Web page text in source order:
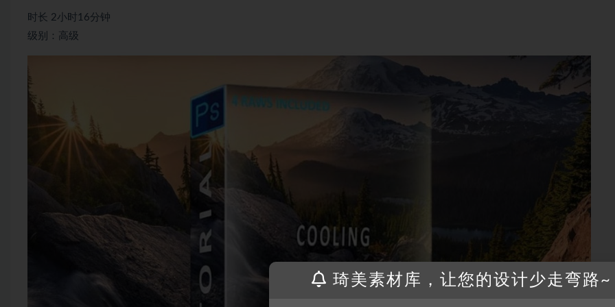
时长 2小时16分钟
级别：高级
琦美素材库，让您的设计少走弯路~